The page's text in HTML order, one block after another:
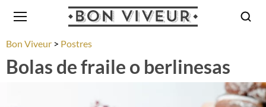
Bon Viveur Postres
Bolas de fraile o berlinesas